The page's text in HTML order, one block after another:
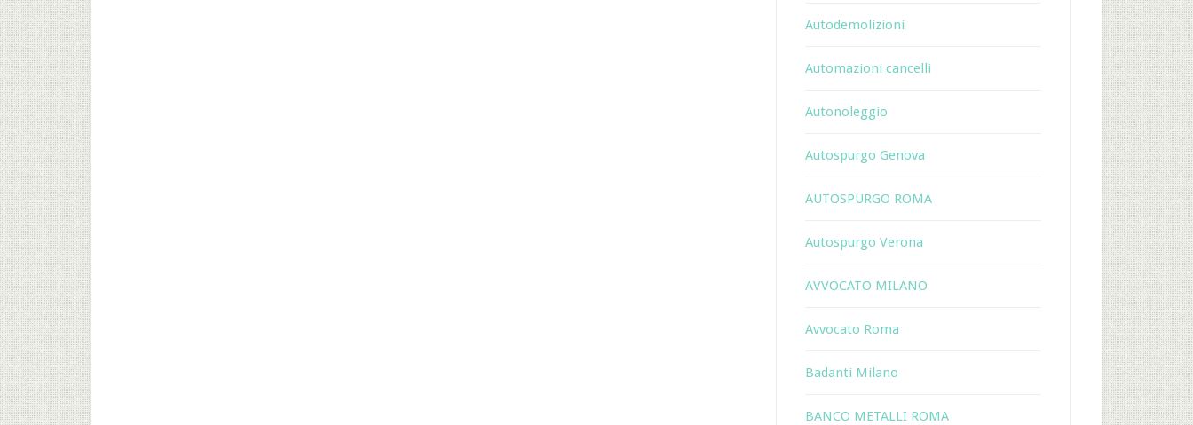
Autodemolizioni
Automazioni cancelli
Autonoleggio
Autospurgo Genova
AUTOSPURGO ROMA
Autospurgo Verona
AVVOCATO MILANO
Avvocato Roma
Badanti Milano
BANCO METALLI ROMA